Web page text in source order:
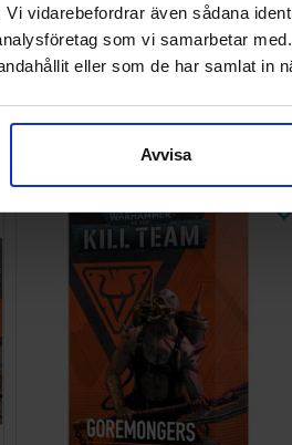
vidarebefordrar även sådana
som vi samarbetar
eller som de har samlat in
Avvisa